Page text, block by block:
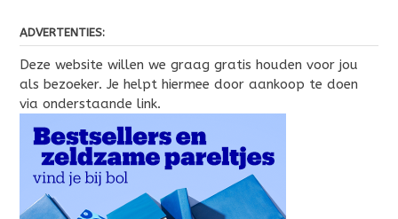
ADVERTENTIES:
Deze website willen we graag gratis houden voor jou
als bezoeker. Je helpt hiermee door aankoop te doen
via onderstaande link.